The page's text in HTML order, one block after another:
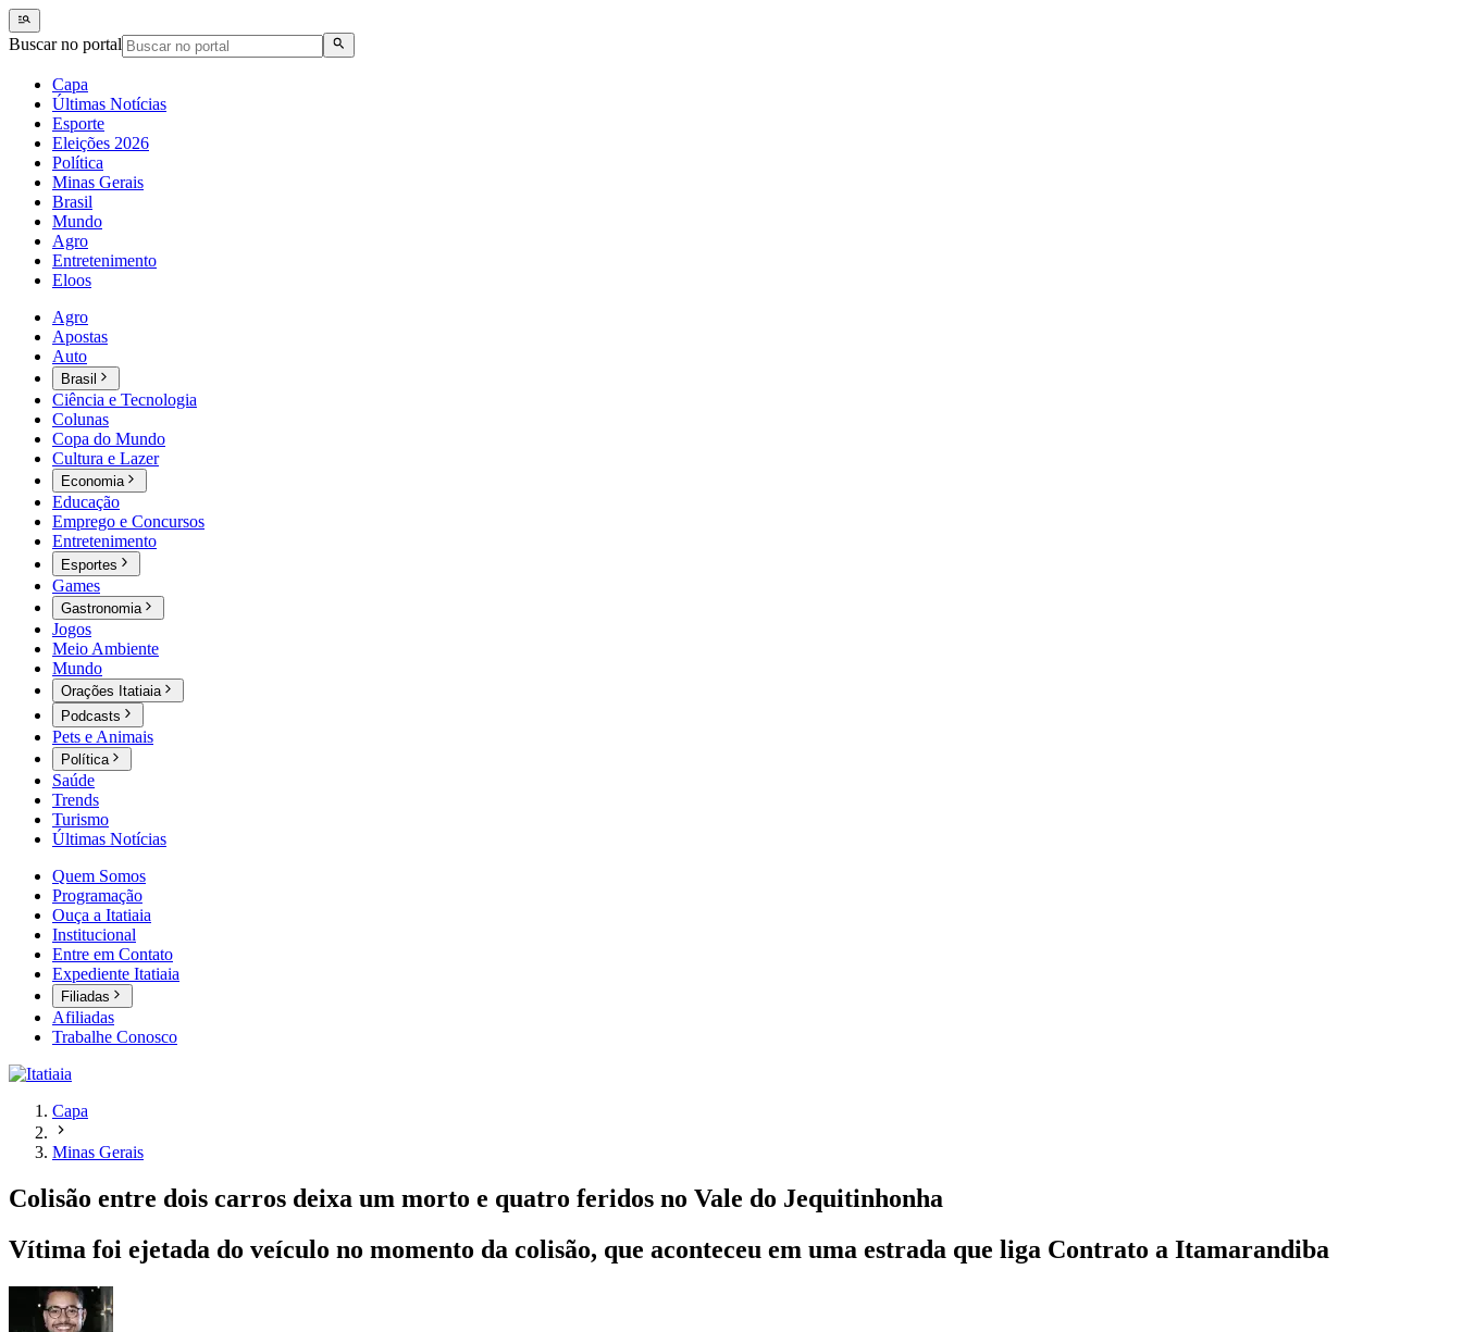
Buscar no portal
Capa
Últimas Notícias
Esporte
Eleições 2026
Política
Minas Gerais
Brasil
Mundo
Agro
Entretenimento
Eloos
Agro
Apostas
Auto
Brasil
Ciência e Tecnologia
Colunas
Copa do Mundo
Cultura e Lazer
Economia
Educação
Emprego e Concursos
Entretenimento
Esportes
Games
Gastronomia
Jogos
Meio Ambiente
Mundo
Orações Itatiaia
Podcasts
Pets e Animais
Política
Saúde
Trends
Turismo
Últimas Notícias
Quem Somos
Programação
Ouça a Itatiaia
Institucional
Entre em Contato
Expediente Itatiaia
Filiadas
Afiliadas
Trabalhe Conosco
Capa
Minas Gerais
Colisão entre dois carros deixa um morto e quatro feridos no Vale do Jequitinhonha
Vítima foi ejetada do veículo no momento da colisão, que aconteceu em uma estrada que liga Contrato a Itamarandiba